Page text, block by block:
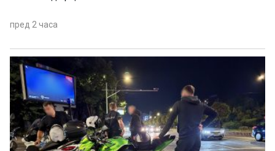
пред 2 часа